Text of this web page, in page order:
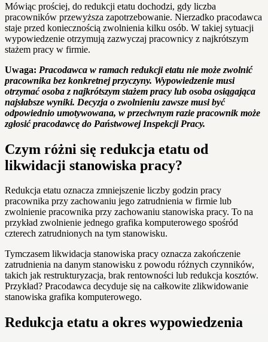
Mówiąc prościej, do redukcji etatu dochodzi, gdy liczba
pracowników przewyższa zapotrzebowanie. Nierzadko pracodawca
staje przed koniecznością zwolnienia kilku osób. W takiej sytuacji
wypowiedzenie otrzymują zazwyczaj pracownicy z najkrótszym
stażem pracy w firmie.
Uwaga: Pracodawca w ramach redukcji etatu nie może zwolnić
pracownika bez konkretnej przyczyny. Wypowiedzenie musi
otrzymać osoba z najkrótszym stażem pracy lub osoba osiągająca
najsłabsze wyniki. Decyzja o zwolnieniu zawsze musi być
odpowiednio umotywowana, w przeciwnym razie pracownik może
zgłosić pracodawcę do Państwowej Inspekcji Pracy.
Czym różni się redukcja etatu od
likwidacji stanowiska pracy?
Redukcja etatu oznacza zmniejszenie liczby godzin pracy
pracownika przy zachowaniu jego zatrudnienia w firmie lub
zwolnienie pracownika przy zachowaniu stanowiska pracy. To na
przykład zwolnienie jednego grafika komputerowego spośród
czterech zatrudnionych na tym stanowisku.
Tymczasem likwidacja stanowiska pracy oznacza zakończenie
zatrudnienia na danym stanowisku z powodu różnych czynników,
takich jak restrukturyzacja, brak rentowności lub redukcja kosztów.
Przykład? Pracodawca decyduje się na całkowite zlikwidowanie
stanowiska grafika komputerowego.
Redukcja etatu a okres wypowiedzenia